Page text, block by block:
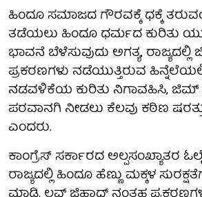
ಹಿಂದೂ ಸಮಾಜದ ಗೌರವಕ್ಕೆ ಧಕ್ಕೆ
ತಡೆಯಲು ಹಿಂದೂ ಧರ್ಮದ ಕುರಿತು
ಭಾವನೆ ಬೆಳೆಸುವುದು ಅಗತ್ಯ,
ಪ್ರಕರಣಗಳು ನಡೆಯುತ್ತಿರುವ
ನಡವಳಿಕೆಯ ಕುರಿತು ನಿಗಾವಹಿಸಿ,
ಪರವಾನಗಿ ನೀಡಲು ಕೆಲವು ಕಠಿಣ
ಎಂದರು.
ಕಾಂಗ್ರೆಸ್‌ ಸರ್ಕಾರದ ಅಲ್ಪಸಂಖ್ಯಾತರ
ರಾಜ್ಯದಲ್ಲಿ ಹಿಂದೂ ಹೆಣ್ಣು ಮಕ್ಕಳ